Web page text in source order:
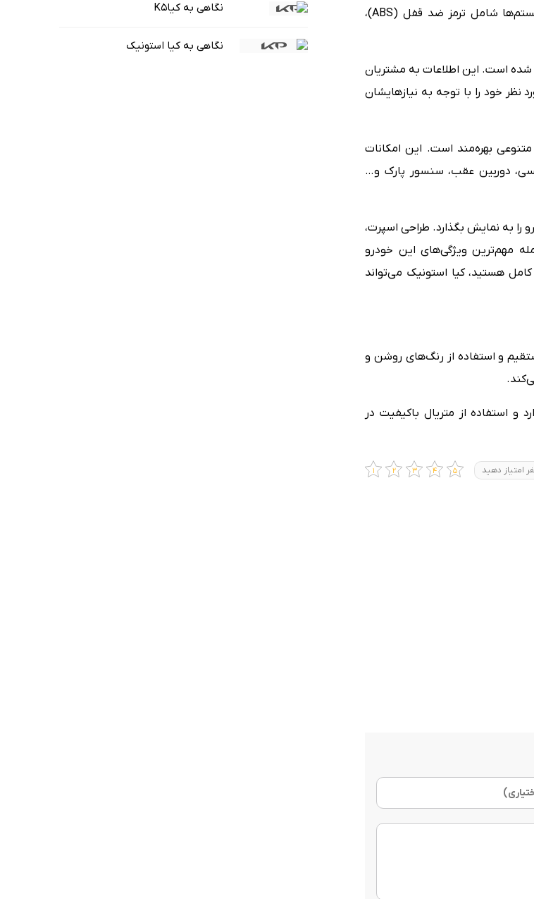
است که ایمنی سرنشینان و عابران پیاده را تضمین می‌کند. این سیستم‌ها شامل ترمز ضد قفل (ABS)،
شده است. این اطلاعات به مشتریان
خود را با توجه به نیازهایشان
بهره‌مند است. این امکانات
دوربین عقب، سنسور پارک و…
را به نمایش بگذارد. طراحی اسپرت،
مهم‌ترین ویژگی‌های این خودرو
هستید، کیا استونیک می‌تواند
و استفاده از رنگ‌های روشن و
استفاده از متریال باکیفیت در
امتیاز دهید
نگاهی به کیاK5
نگاهی به کیا استونیک